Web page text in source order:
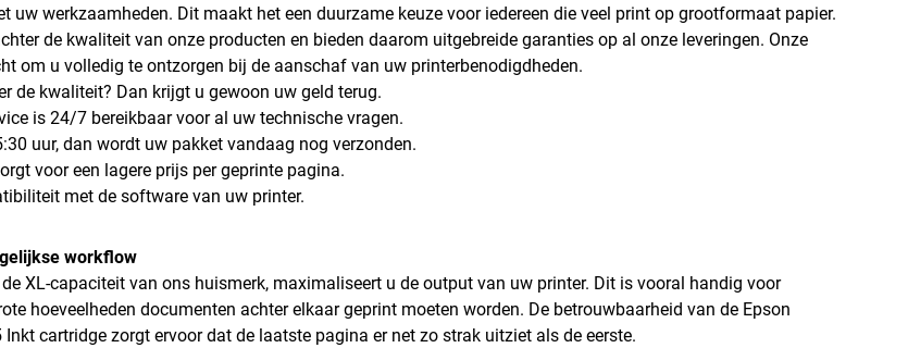
uw werkzaamheden. Dit maakt het een duurzame keuze voor iedereen die veel print op grootformaat papier.
de kwaliteit van onze producten en bieden daarom uitgebreide garanties op al onze leveringen. Onze
om u volledig te ontzorgen bij de aanschaf van uw printerbenodigdheden.
de kwaliteit? Dan krijgt u gewoon uw geld terug.
is 24/7 bereikbaar voor al uw technische vragen.
uur, dan wordt uw pakket vandaag nog verzonden.
voor een lagere prijs per geprinte pagina.
met de software van uw printer.
workflow
XL-capaciteit van ons huismerk, maximaliseert u de output van uw printer. Dit is vooral handig voor
hoeveelheden documenten achter elkaar geprint moeten worden. De betrouwbaarheid van de Epson
Inkt cartridge zorgt ervoor dat de laatste pagina er net zo strak uitziet als de eerste.